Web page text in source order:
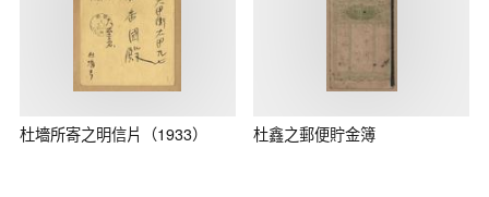
杜墻所寄之明信片（1933） 杜鑫之郵便貯金簿